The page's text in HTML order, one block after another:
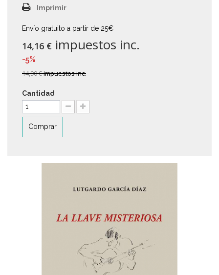
Imprimir
Envío gratuito a partir de 25€
14,16 € impuestos inc.
-5%
14,90 €impuestos inc.
Cantidad
Comprar